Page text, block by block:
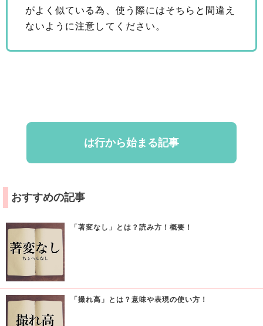
がよく似ている為、使う際にはそちらと間違え
ないように注意してください。
は行から始まる記事
おすすめの記事
「著変なし」とは？読み方！概要！
「撮れ高」とは？意味や表現の使い方！